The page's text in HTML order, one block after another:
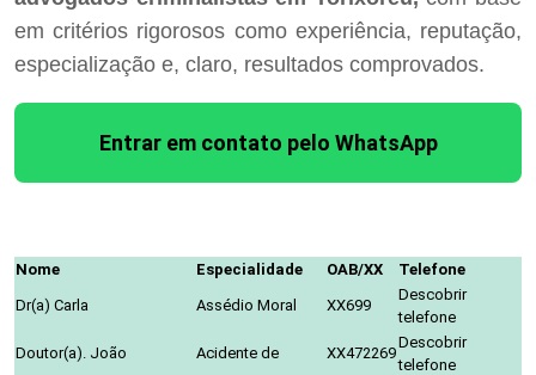
em critérios rigorosos como experiência, reputação,
especialização e, claro, resultados comprovados.
Entrar em contato pelo WhatsApp
Nome Especialidade OAB/XX
Telefone
Dr(a) Carla
Assédio Moral XX699
Descobrir
telefone
Doutor(a). João
Acidente de XX472269
Descobrir
telefone